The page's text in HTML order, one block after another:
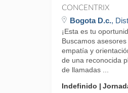
CONCENTRIX
Bogota D.c.,
¡Esta es tu
Buscamos
empatía y
de una reconocida
de llamadas ...
Indefinido